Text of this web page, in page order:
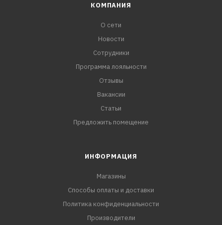
КОМПАНИЯ
О сети
Новости
Сотрудники
Программа лояльности
Отзывы
Вакансии
Статьи
Предложить помещение
ИНФОРМАЦИЯ
Магазины
Способы оплаты и доставки
Политика конфиденциальности
Производители